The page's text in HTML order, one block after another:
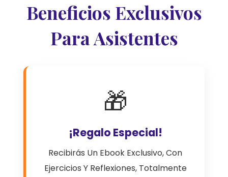
Beneficios Exclusivos
Para Asistentes
🎁
¡Regalo Especial!
Recibirás Un Ebook Exclusivo, Con
Ejercicios Y Reflexiones, Totalmente